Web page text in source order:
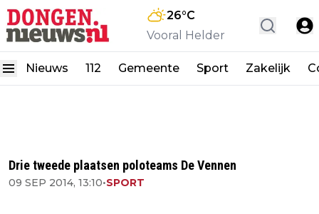
26°C
Vooral Helder
Nieuws 112 Gemeente Sport Zakelijk
Drie tweede plaatsen poloteams De Vennen
09 SEP 2014, 13:10•SPORT